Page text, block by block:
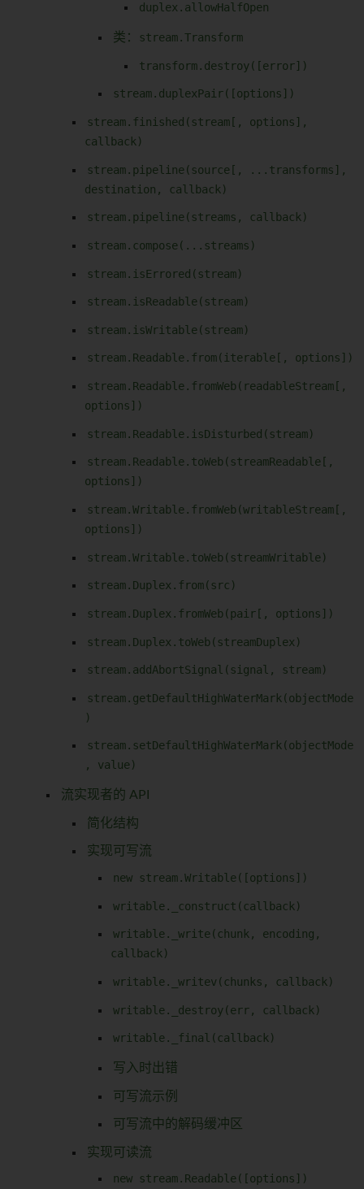
duplex.allowHalfOpen
类： stream.Transform
transform.destroy([error])
stream.duplexPair([options])
stream.finished(stream[, options],
callback)
stream.pipeline(source[, ...transforms],
destination, callback)
stream.pipeline(streams, callback)
stream.compose(...streams)
stream.isErrored(stream)
stream.isReadable(stream)
stream.isWritable(stream)
stream.Readable.from(iterable[, options])
stream.Readable.fromWeb(readableStream[,
options])
stream.Readable.isDisturbed(stream)
stream.Readable.toWeb(streamReadable[,
options])
stream.Writable.fromWeb(writableStream[,
options])
stream.Writable.toWeb(streamWritable)
stream.Duplex.from(src)
stream.Duplex.fromWeb(pair[, options])
stream.Duplex.toWeb(streamDuplex)
stream.addAbortSignal(signal, stream)
stream.getDefaultHighWaterMark(objectMode
)
stream.setDefaultHighWaterMark(objectMode
, value)
流实现者的 API
简化结构
实现可写流
new stream.Writable([options])
writable._construct(callback)
writable._write(chunk, encoding,
callback)
writable._writev(chunks, callback)
writable._destroy(err, callback)
writable._final(callback)
写入时出错
可写流示例
可写流中的解码缓冲区
实现可读流
new stream.Readable([options])